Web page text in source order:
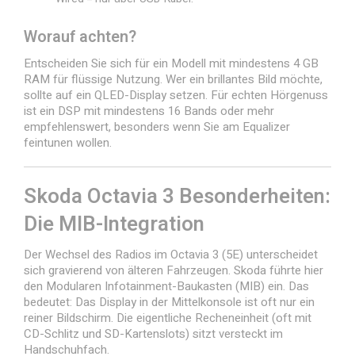
Worauf achten?
Entscheiden Sie sich für ein Modell mit mindestens 4 GB
RAM für flüssige Nutzung. Wer ein brillantes Bild möchte,
sollte auf ein QLED-Display setzen. Für echten Hörgenuss
ist ein DSP mit mindestens 16 Bands oder mehr
empfehlenswert, besonders wenn Sie am Equalizer
feintunen wollen.
Skoda Octavia 3 Besonderheiten:
Die MIB-Integration
Der Wechsel des Radios im Octavia 3 (5E) unterscheidet
sich gravierend von älteren Fahrzeugen. Skoda führte hier
den Modularen Infotainment-Baukasten (MIB) ein. Das
bedeutet: Das Display in der Mittelkonsole ist oft nur ein
reiner Bildschirm. Die eigentliche Recheneinheit (oft mit
CD-Schlitz und SD-Kartenslots) sitzt versteckt im
Handschuhfach.